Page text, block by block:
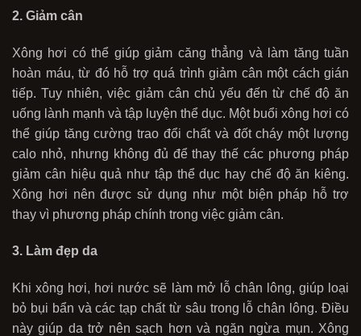
2. Giảm cân
Xông hơi có thể giúp giảm căng thẳng và làm tăng tuần
hoàn máu, từ đó hỗ trợ quá trình giảm cân một cách gián
tiếp. Tuy nhiên, việc giảm cân chủ yếu đến từ chế độ ăn
uống lành mạnh và tập luyện thể dục. Một buổi xông hơi có
thể giúp tăng cường trao đổi chất và đốt cháy một lượng
calo nhỏ, nhưng không đủ để thay thế các phương pháp
giảm cân hiệu quả như tập thể dục hay chế độ ăn kiêng.
Xông hơi nên được sử dụng như một biện pháp hỗ trợ
thay vì phương pháp chính trong việc giảm cân.
3. Làm đẹp da
Khi xông hơi, hơi nước sẽ làm mở lỗ chân lông, giúp loại
bỏ bụi bẩn và các tạp chất từ sâu trong lỗ chân lông. Điều
này giúp da trở nên sạch hơn và ngăn ngừa mụn. Xông